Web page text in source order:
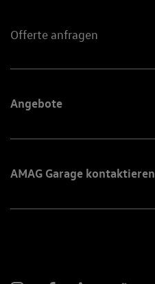
Offerte anfragen
Angebote
AMAG Garage kontaktieren